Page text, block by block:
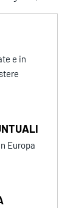
e in
Europa